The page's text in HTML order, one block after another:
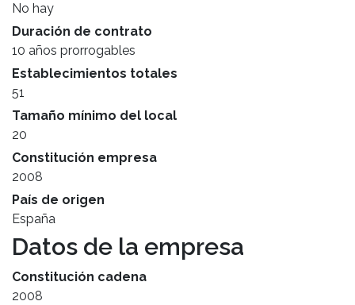
No hay
Duración de contrato
10 años prorrogables
Establecimientos totales
51
Tamaño mínimo del local
20
Constitución empresa
2008
País de origen
España
Datos de la empresa
Constitución cadena
2008